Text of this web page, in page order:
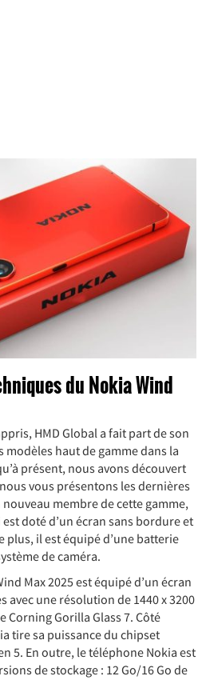
du Nokia Wind
HMD Global a fait part de son
haut de gamme dans la
présent, nous avons découvert
vous présentons les dernières
membre de cette gamme,
doté d’un écran sans bordure et
plus, il est équipé d’une batterie
de caméra.
Max 2025 est équipé d’un écran
avec une résolution de 1440 x 3200
Corning Gorilla Glass 7. Côté
tire sa puissance du chipset
5. En outre, le téléphone Nokia est
de stockage : 12 Go/16 Go de